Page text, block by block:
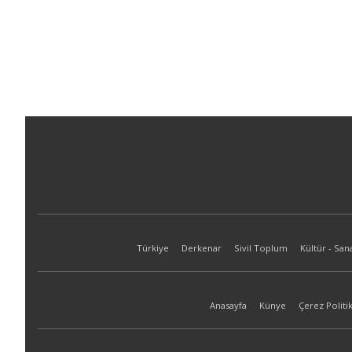
Türkiye Derkenar Sivil Toplum Kültür -
Anasayfa Künye Çerez